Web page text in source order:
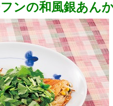
フンの和風銀あん